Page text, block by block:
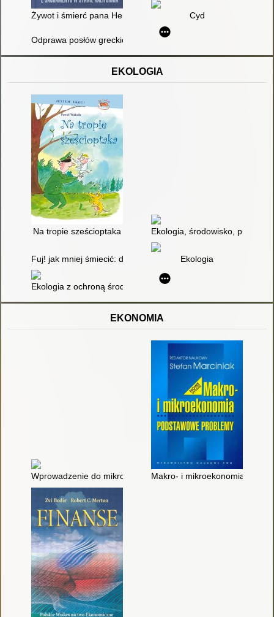
Żywot i śmierć pana Hersha Libkina z Sacramento w stanie
Cyd
Odprawa posłów greckich Jana Kochanowskiego
EKOLOGIA
Na tropie sześcioptaka Ekologia, środowisko,
Fuj! jak mniej śmiecić: dbamy o naszą planetę. Nie sami - z
Ekologia
Ekologia z ochroną środowiska : przewodnik
EKONOMIA
Wprowadzenie do mikroekonomiiMakro- i mikroekonomia :